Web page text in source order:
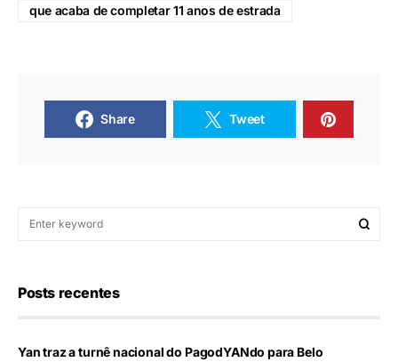
que acaba de completar 11 anos de estrada
Share Tweet
Posts recentes
Yan traz a turnê nacional do PagodYANdo para Belo